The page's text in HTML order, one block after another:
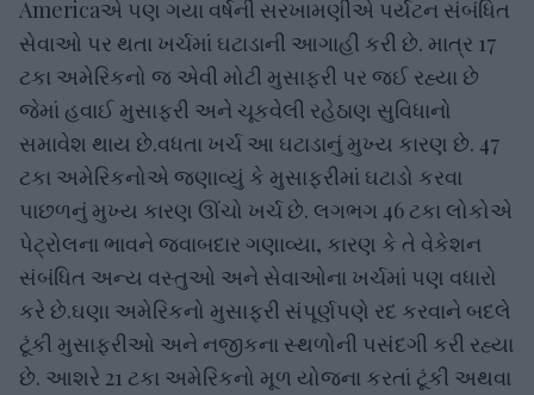
Americaએ પણ ગયા વર્ષની સરખામણીએ પર્યટન સંબંધિત
સેવાઓ પર થતા ખર્ચમાં ઘટાડાની આગાહી કરી છે. માત્ર 17
ટકા અમેરિકનો જ એવી મોટી મુસાફરી પર જઈ રહ્યા છે
જેમાં હવાઈ મુસાફરી અને ચૂકવેલી રહેઠાણ સુવિધાનો
સમાવેશ થાય છે.વધતા ખર્ચ આ ઘટાડાનું મુખ્ય કારણ છે. 47
ટકા અમેરિકનોએ જણાવ્યું કે મુસાફરીમાં ઘટાડો કરવા
પાછળનું મુખ્ય કારણ ઊંચો ખર્ચ છે. લગભગ 46 ટકા લોકોએ
પેટ્રોલના ભાવને જવાબદાર ગણાવ્યા, કારણ કે તે વેકેશન
સંબંધિત અન્ય વસ્તુઓ અને સેવાઓના ખર્ચમાં પણ વધારો
કરે છે.ઘણા અમેરિકનો મુસાફરી સંપૂર્ણપણે રદ કરવાને બદલે
ટૂંકી મુસાફરીઓ અને નજીકના સ્થળોની પસંદગી કરી રહ્યા
છે. આશરે 21 ટકા અમેરિકનો મૂળ યોજના કરતાં ટૂંકી અથવા